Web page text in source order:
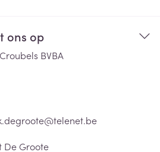
ons op
BVBA
telenet.be
De Groote